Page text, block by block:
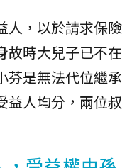
人，以於請求保險
故時大兒子已不在
芬是無法代位繼承
益人均分，兩位叔